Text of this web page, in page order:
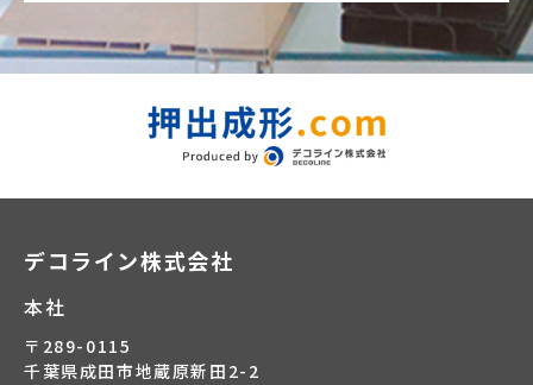
デコライン株式会社
本社
〒289-0115
千葉県成田市地蔵原新田2-2